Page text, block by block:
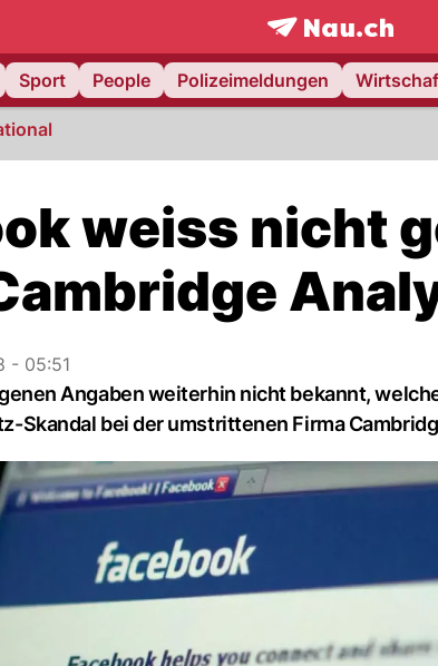
frontpage.NAU.ch
Sport People Polizeimeldungen
weiss nicht
- 05:51
Angaben weiterhin nicht bekannt,
Skandal bei der umstrittenen Firma